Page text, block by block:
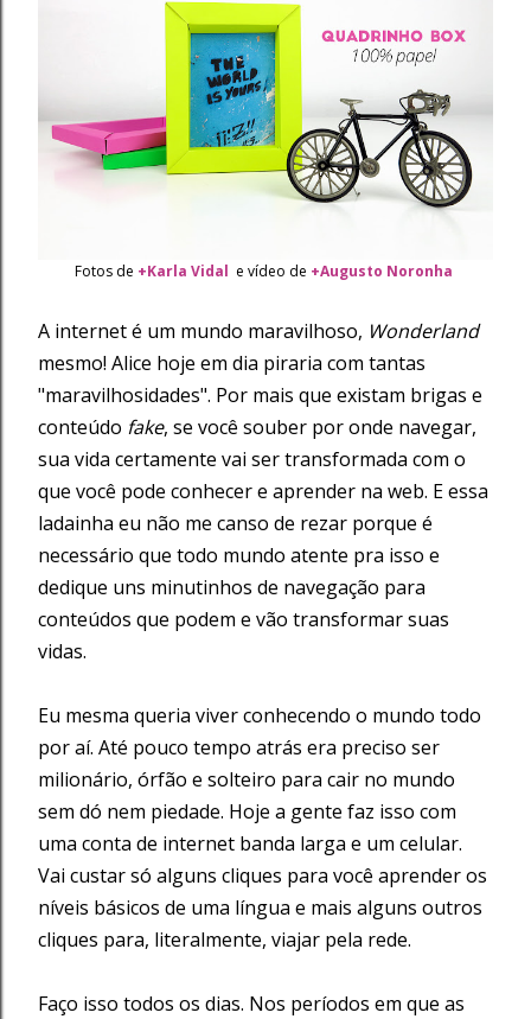
Fotos de +Karla Vidal e vídeo de +Augusto Noronha
A internet é um mundo maravilhoso, Wonderland
mesmo! Alice hoje em dia piraria com tantas
"maravilhosidades". Por mais que existam brigas e
conteúdo fake, se você souber por onde navegar,
sua vida certamente vai ser transformada com o
que você pode conhecer e aprender na web. E essa
ladainha eu não me canso de rezar porque é
necessário que todo mundo atente pra isso e
dedique uns minutinhos de navegação para
conteúdos que podem e vão transformar suas
vidas.
Eu mesma queria viver conhecendo o mundo todo
por aí. Até pouco tempo atrás era preciso ser
milionário, órfão e solteiro para cair no mundo
sem dó nem piedade. Hoje a gente faz isso com
uma conta de internet banda larga e um celular.
Vai custar só alguns cliques para você aprender os
níveis básicos de uma língua e mais alguns outros
cliques para, literalmente, viajar pela rede.
Faço isso todos os dias. Nos períodos em que as